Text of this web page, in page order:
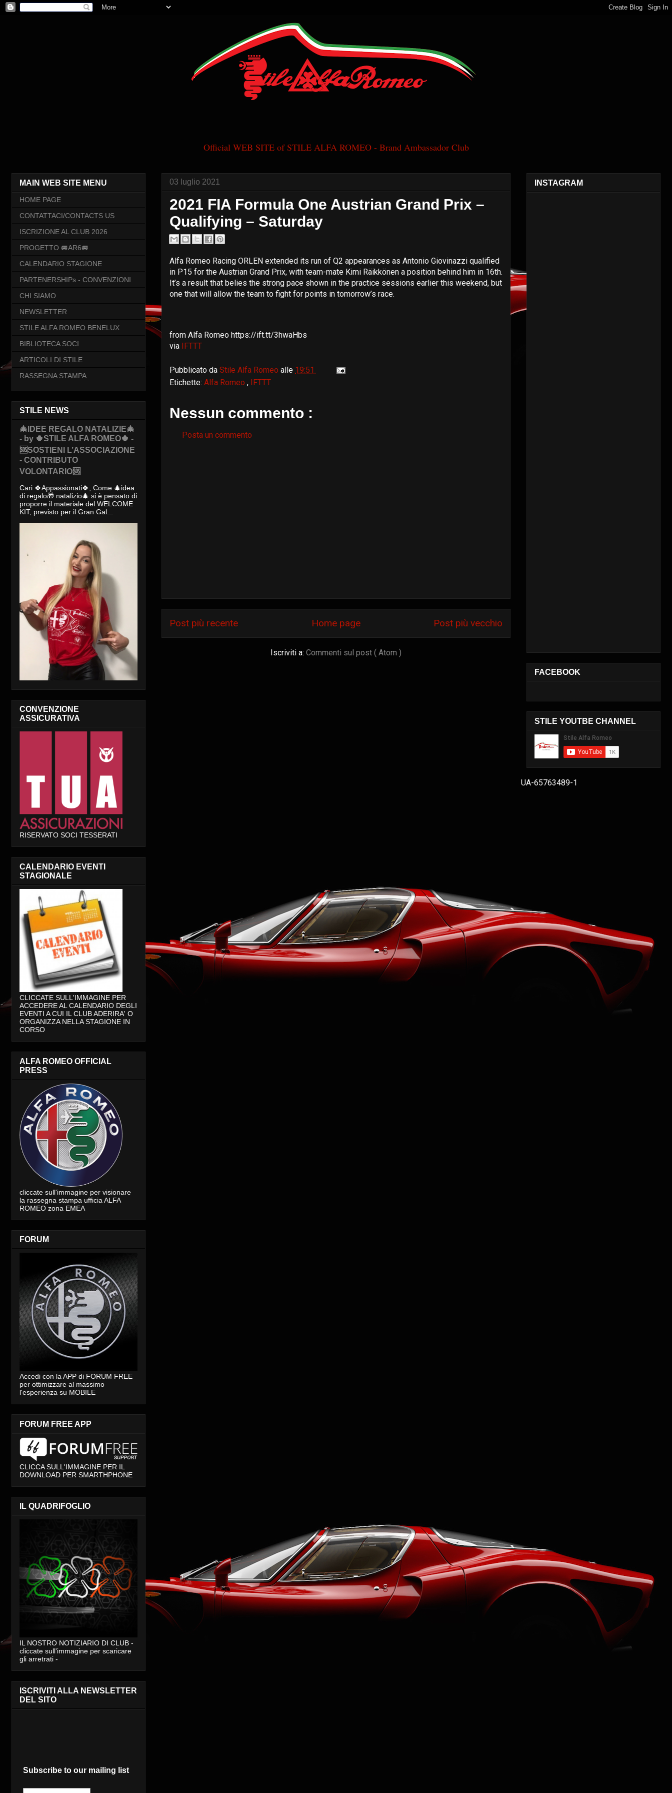
Official WEB SITE of STILE ALFA ROMEO - Brand Ambassador Club
03 luglio 2021
2021 FIA Formula One Austrian Grand Prix –
Qualifying – Saturday
Alfa Romeo Racing ORLEN extended its run of Q2 appearances as Antonio Giovinazzi qualified
in P15 for the Austrian Grand Prix, with team-mate Kimi Räikkönen a position behind him in 16th.
It’s a result that belies the strong pace shown in the practice sessions earlier this weekend, but
one that will allow the team to fight for points in tomorrow’s race.
from Alfa Romeo https://ift.tt/3hwaHbs
via IFTTT
Pubblicato da Stile Alfa Romeo alle 19:51
Etichette: Alfa Romeo , IFTTT
Nessun commento :
Posta un commento
Post più recente Post più vecchio
Home page
Iscriviti a: Commenti sul post ( Atom )
MAIN WEB SITE MENU
HOME PAGE
CONTATTACI/CONTACTS US
ISCRIZIONE AL CLUB 2026
PROGETTO 🚐AR6🚐
CALENDARIO STAGIONE
PARTENERSHIPs - CONVENZIONI
CHI SIAMO
NEWSLETTER
STILE ALFA ROMEO BENELUX
BIBLIOTECA SOCI
ARTICOLI DI STILE
RASSEGNA STAMPA
STILE NEWS
🎄IDEE REGALO NATALIZIE🎄
- by 🍀STILE ALFA ROMEO🍀 -
🆘SOSTIENI L’ASSOCIAZIONE
- CONTRIBUTO
VOLONTARIO🆘
Cari 🍀Appassionati🍀, Come 🎄idea
di regalo🎁 natalizio🎄 si è pensato di
proporre il materiale del WELCOME
KIT, previsto per il Gran Gal...
CONVENZIONE
ASSICURATIVA
RISERVATO SOCI TESSERATI
CALENDARIO EVENTI
STAGIONALE
CLICCATE SULL'IMMAGINE PER
ACCEDERE AL CALENDARIO DEGLI
EVENTI A CUI IL CLUB ADERIRA' O
ORGANIZZA NELLA STAGIONE IN
CORSO
ALFA ROMEO OFFICIAL
PRESS
cliccate sull'immagine per visionare
la rassegna stampa ufficia ALFA
ROMEO zona EMEA
FORUM
Accedi con la APP di FORUM FREE
per ottimizzare al massimo
l'esperienza su MOBILE
FORUM FREE APP
CLICCA SULL'IMMAGINE PER IL
DOWNLOAD PER SMARTHPHONE
IL QUADRIFOGLIO
IL NOSTRO NOTIZIARIO DI CLUB -
cliccate sull'immagine per scaricare
gli arretrati -
ISCRIVITI ALLA NEWSLETTER
DEL SITO
Subscribe to our mailing list
INSTAGRAM
FACEBOOK
STILE YOUTBE CHANNEL
UA-65763489-1